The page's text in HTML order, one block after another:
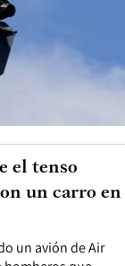
un avión de Air
el tenso
un carro en